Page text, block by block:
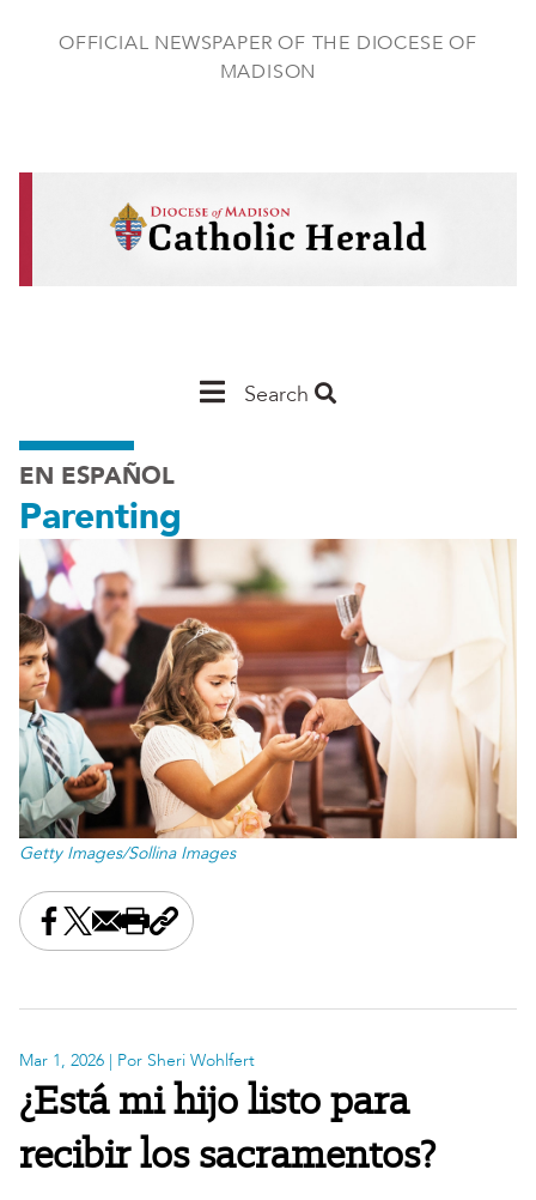
OFFICIAL NEWSPAPER OF THE DIOCESE OF
MADISON
MainSearch
EN ESPAÑOL
Parenting
Getty Images/Sollina Images
Share this on Facebook
Share this on X
Share this by email
Print this page
Copy the page address
Mar 1, 2026 | Por Sheri Wohlfert
¿Está mi hijo listo para
recibir los sacramentos?